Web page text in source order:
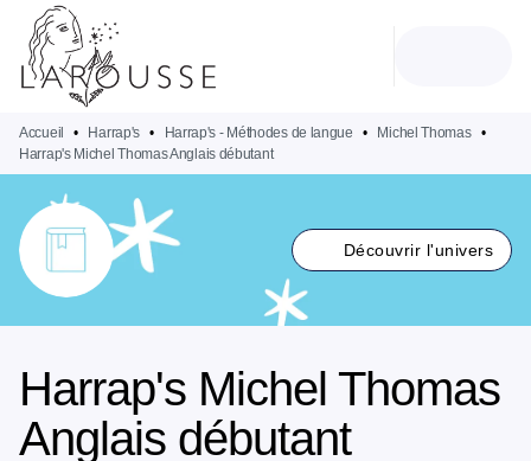
MENU
PIED DE PAGE
Accueil • Harrap's • Harrap's - Méthodes de langue • Michel Thomas
•
Harrap's Michel Thomas Anglais débutant
Découvrir l'univers
Harrap's Michel Thomas
Anglais débutant